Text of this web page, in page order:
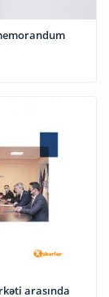
arasında